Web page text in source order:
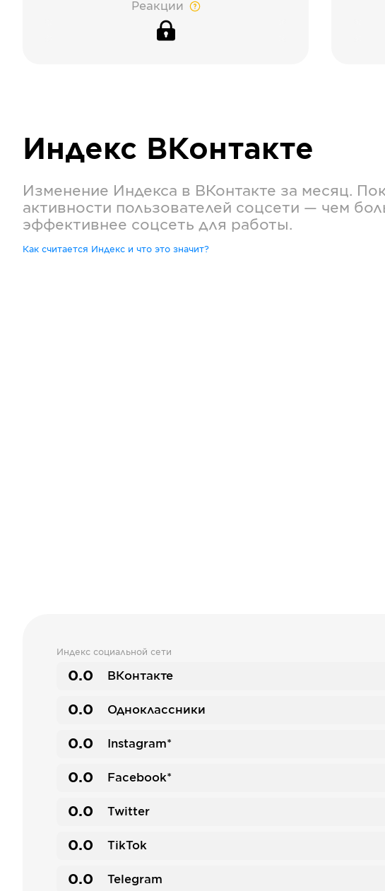
Реакции
Индекс ВКонтакте
Изменение Индекса в ВКонтакте за месяц.
активности пользователей соцсети — чем
эффективнее соцсеть для работы.
Как считается Индекс и что это значит?
Индекс социальной сети
0.0 ВКонтакте
0.0 Одноклассники
0.0 Instagram*
0.0 Facebook*
0.0 Twitter
0.0 TikTok
0.0 Telegram